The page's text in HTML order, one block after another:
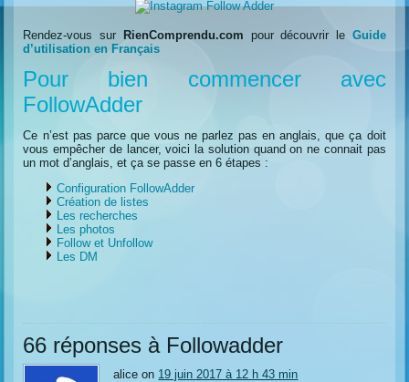
Rendez-vous sur RienComprendu.com pour découvrir le Guide
d’utilisation en Français
Pour bien commencer avec
FollowAdder
Ce n’est pas parce que vous ne parlez pas en anglais, que ça doit
vous empêcher de lancer, voici la solution quand on ne connait pas
un mot d’anglais, et ça se passe en 6 étapes :
Configuration FollowAdder
Création de listes
Les recherches
Les photos
Follow et Unfollow
Les DM
66 réponses à Followadder
alice on 19 juin 2017 à 12 h 43 min